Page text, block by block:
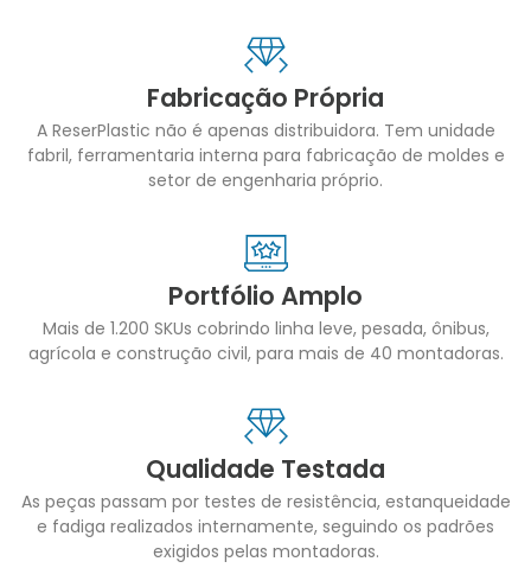
Fabricação Própria
A ReserPlastic não é apenas distribuidora. Tem unidade
fabril, ferramentaria interna para fabricação de moldes e
setor de engenharia próprio.
Portfólio Amplo
Mais de 1.200 SKUs cobrindo linha leve, pesada, ônibus,
agrícola e construção civil, para mais de 40 montadoras.
Qualidade Testada
As peças passam por testes de resistência, estanqueidade
e fadiga realizados internamente, seguindo os padrões
exigidos pelas montadoras.